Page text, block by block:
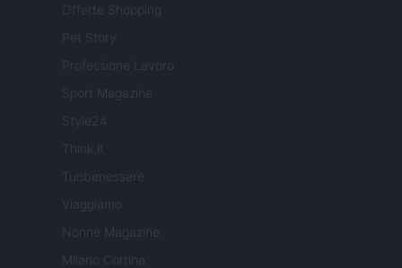
Offerte Shopping
Pet Story
Professione Lavoro
Sport Magazine
Style24
Think.it
Tuobenessere
Viaggiamo
Nonne Magazine
Milano Cortina